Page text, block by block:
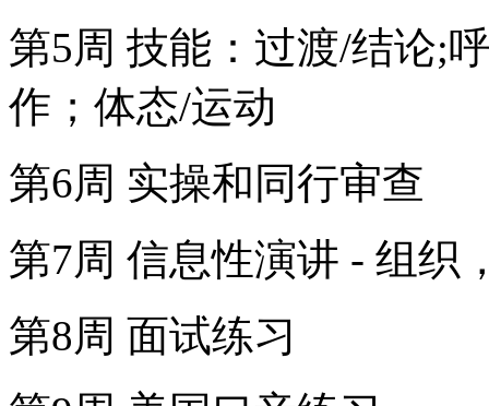
第5周 技能：过渡/结论;
作；体态/运动
第6周 实操和同行审查
第7周 信息性演讲 - 组织
第8周 面试练习